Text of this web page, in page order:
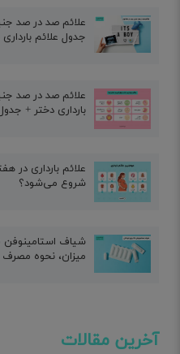
علائم صد در صد
جدول علائم
علائم صد در صد
بارداری دختر +
علائم بارداری در
شروع می‌شود؟
میزان، نحوه مصرف
آخرین مقالات